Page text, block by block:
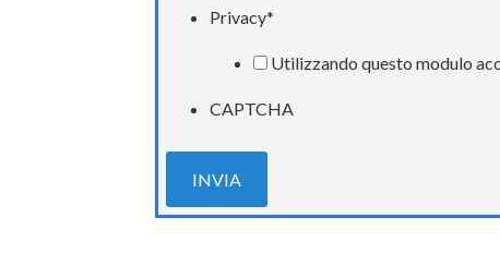
Privacy*
Utilizzando questo modulo
CAPTCHA